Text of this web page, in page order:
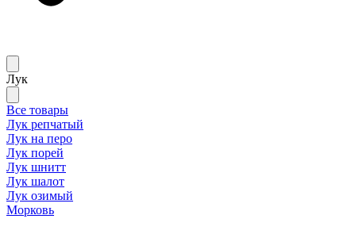
Лук
Все товары
Лук репчатый
Лук на перо
Лук порей
Лук шнитт
Лук шалот
Лук озимый
Морковь